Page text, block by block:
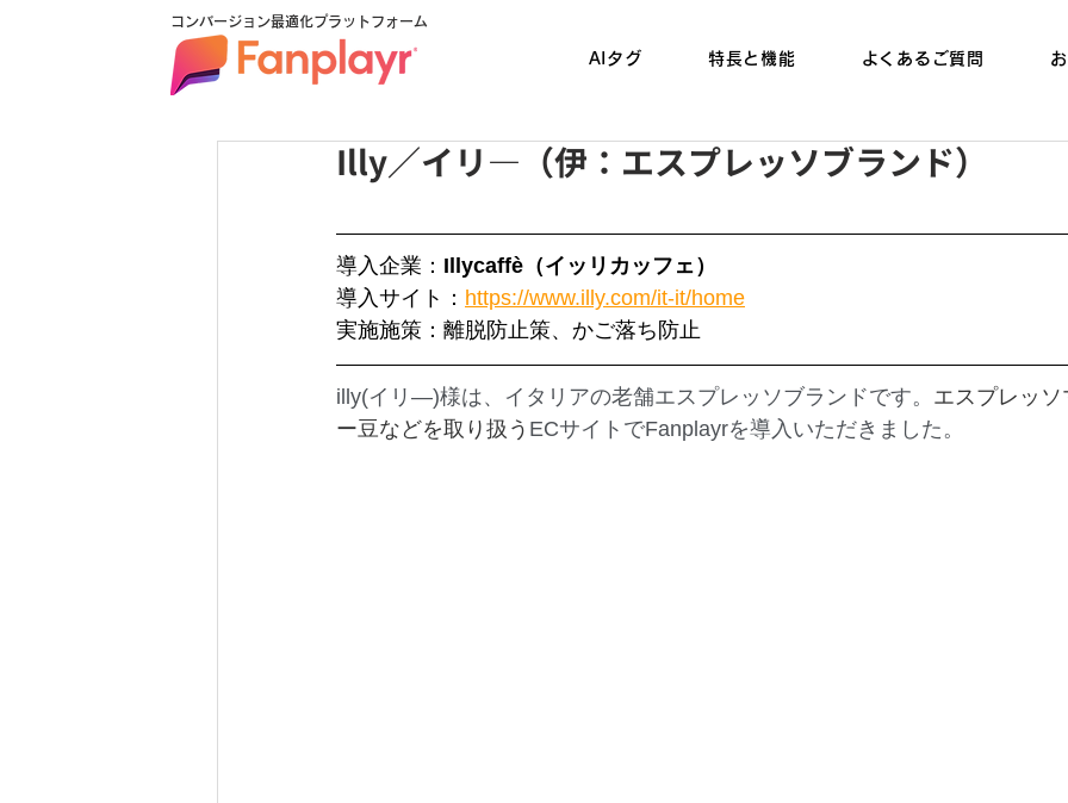
コンバージョン最適化プラットフォーム
AIタグ 特長と機能 よくあるご質問
Illy／イリ―（伊：エスプレッソブランド）
導入企業： Illycaffè（イッリカッフェ）
導入サイト： https://www.illy.com/it-it/home
実施施策：離脱防止策、かご落ち防止
illy(イリ―)様は、イタリアの老舗エスプレッソブランドです。 エスプレッ
ー豆などを取り扱う ECサイトでFanplayrを導入いただきました。